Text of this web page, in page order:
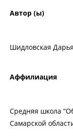
Автор (ы)
Шидловская
Аффилиация
Средняя школа
Самарской